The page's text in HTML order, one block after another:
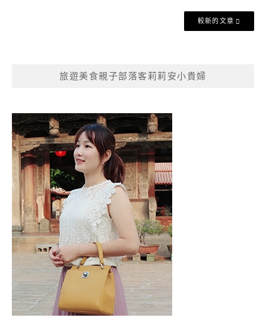
較新的文章
旅遊美食親子部落客莉莉安小貴婦